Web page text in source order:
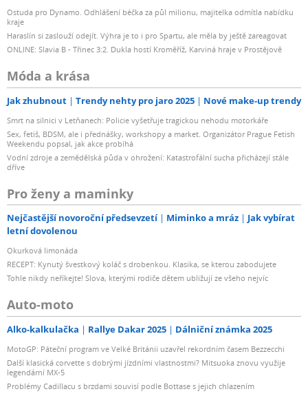
Ostuda pro Dynamo. Odhlášení béčka za půl milionu, majitelka odmítla nabídku
kraje
Haraslín si zaslouží odejít. Výhra je to i pro Spartu, ale měla by ještě zareagovat
ONLINE: Slavia B - Třinec 3:2. Dukla hostí Kroměříž, Karviná hraje v Prostějově
Móda a krása
Jak zhubnout Trendy nehty pro jaro 2025 Nové make-up trendy
Smrt na silnici v Letňanech: Policie vyšetřuje tragickou nehodu motorkáře
Sex, fetiš, BDSM, ale i přednášky, workshopy a market. Organizátor Prague Fetish
Weekendu popsal, jak akce probíhá
Vodní zdroje a zemědělská půda v ohrožení: Katastrofální sucha přicházejí stále
dříve
Pro ženy a maminky
Nejčastější novoroční předsevzetí Miminko a mráz
Jak vybírat
letní dovolenou
Okurková limonáda
RECEPT: Kynutý švestkový koláč s drobenkou. Klasika, se kterou zabodujete
Tohle nikdy neříkejte! Slova, kterými rodiče dětem ubližují ze všeho nejvíc
Auto-moto
Alko-kalkulačka Rallye Dakar 2025 Dálniční známka 2025
MotoGP: Páteční program ve Velké Británii uzavřel rekordním časem Bezzecchi
Další klasická corvette s dobrými jízdními vlastnostmi? Mitsuoka znovu využije
legendární MX-5
Problémy Cadillacu s brzdami souvisí podle Bottase s jejich chlazením